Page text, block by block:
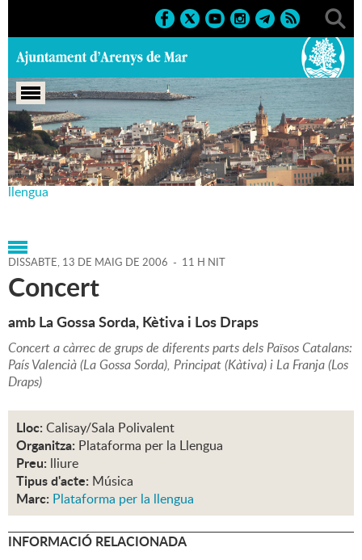
Portada > Agenda > 13-05-
2006 > Marcs > Culturals > 2006 > Plataforma per la
llengua
DISSABTE, 13 DE MAIG DE 2006 - 11 H NIT
Concert
amb La Gossa Sorda, Kètiva i Los Draps
Concert a càrrec de grups de diferents parts dels Països Catalans:
País Valencià (La Gossa Sorda), Principat (Kàtiva) i La Franja (Los
Draps)
Lloc: Calisay/Sala Polivalent
Organitza: Plataforma per la Llengua
Preu: lliure
Tipus d'acte: Música
Marc: Plataforma per la llengua
INFORMACIÓ RELACIONADA